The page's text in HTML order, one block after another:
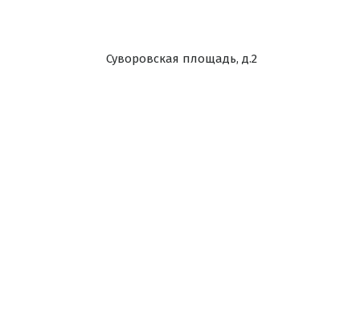
Суворовская площадь, д.2